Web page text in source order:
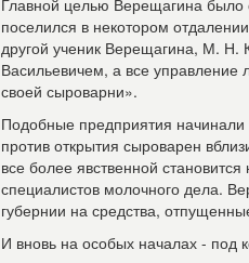
Главной целью Верещагина было
поселился в некотором
другой ученик Верещагина, М. Н.
Васильевичем, а все управление
своей сыроварни».
Подобные предприятия
против открытия сыроварен
все более явственной
специалистов молочного дела.
губернии на средства,
И вновь на особых началах - под